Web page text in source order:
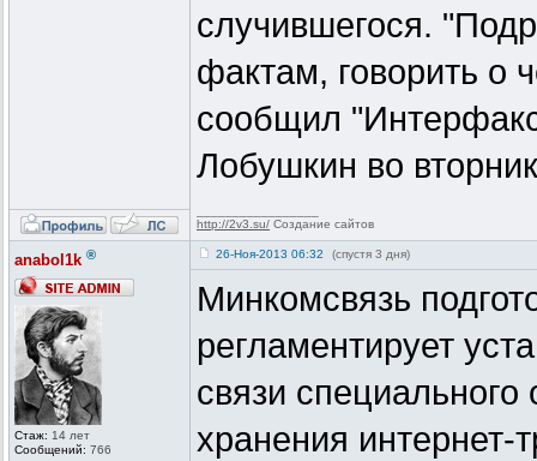
случившегося.
фактам, говорить о
сообщил
Лобушкин во
http://2v3.su/ Создание сайтов
anabol1k ®
Стаж: 14 лет
Сообщений: 766
26-Ноя-2013 06:32 (спустя 3 дня)
Минкомсвязь
регламентирует
связи
хранения интернет-